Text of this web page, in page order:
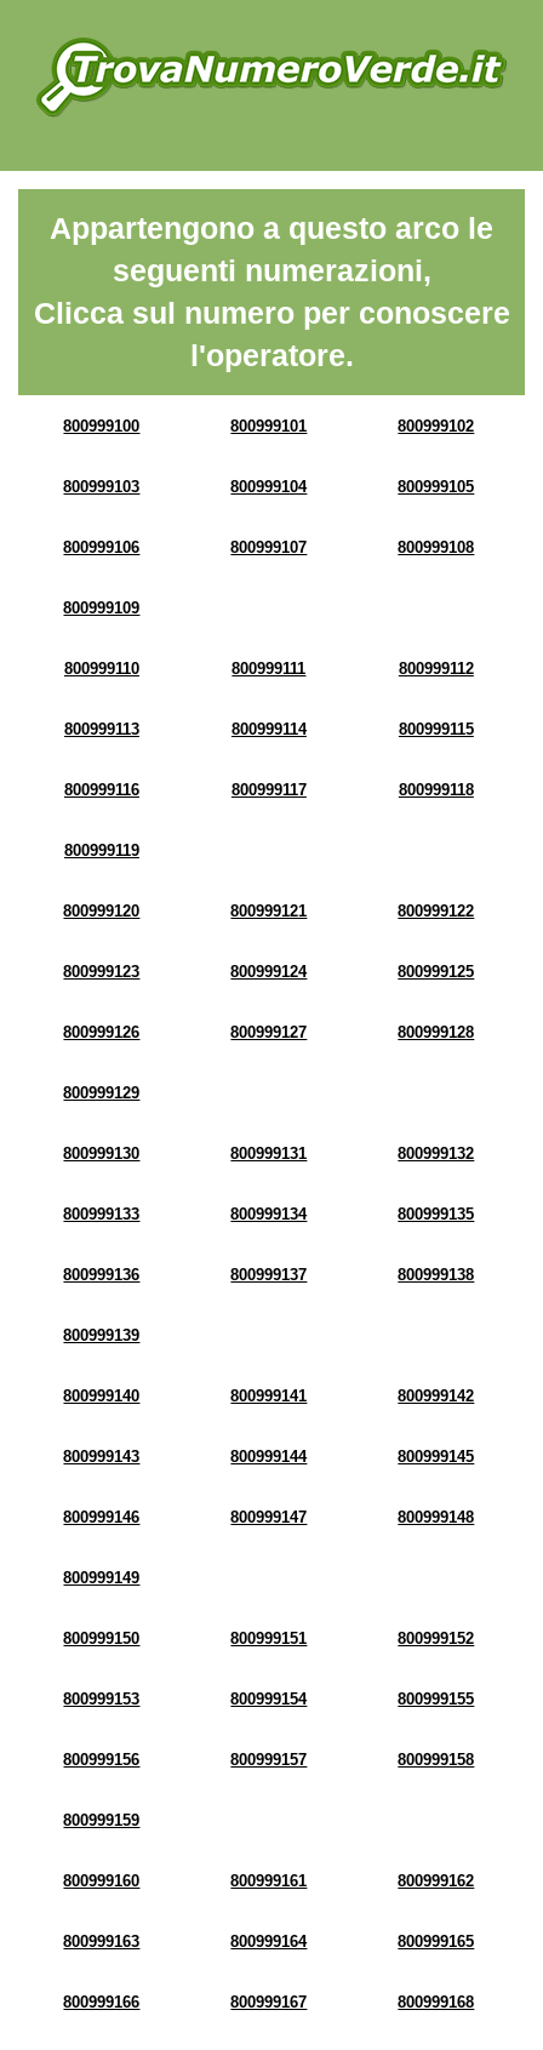
Appartengono a questo arco le
seguenti numerazioni,
Clicca sul numero per conoscere
l'operatore.
800999100 800999101 800999102
800999103 800999104 800999105
800999106 800999107 800999108
800999109
800999110 800999111 800999112
800999113 800999114 800999115
800999116 800999117 800999118
800999119
800999120 800999121 800999122
800999123 800999124 800999125
800999126 800999127 800999128
800999129
800999130 800999131 800999132
800999133 800999134 800999135
800999136 800999137 800999138
800999139
800999140 800999141 800999142
800999143 800999144 800999145
800999146 800999147 800999148
800999149
800999150 800999151 800999152
800999153 800999154 800999155
800999156 800999157 800999158
800999159
800999160 800999161 800999162
800999163 800999164 800999165
800999166 800999167 800999168